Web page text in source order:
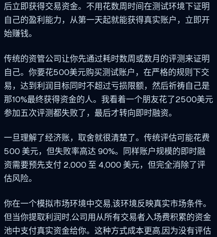
后立即获得交易资金。不用花数周时间在测试环境下证明
自己的盈利能力，从第一天起就能获得真实账户，立即开
始赚钱。
传统的资管公司让你先通过耗时数周或数月的评测来证明
自己。你要花500美元购买测试账户，在严格的规则下交
易，达到利润目标同时不超过亏损限额，然后祈祷自己是
那10%最终获得资金的人。我看着一个朋友花了2500美元
参加五次评测都失败了，最后才转向即时融资。
一旦理解了经济账，取舍就很清楚了。传统评估可能花费
500 美元，但失败率高达 90%。同样账户规模的即时融
资需要预先支付 2,000 至 4,000 美元，但完全消除了评
估风险。
你在一个模拟市场环境中交易,该环境反映真实市场条件。
但当你提取利润时,公司用从所有交易者入场费积累的资金
池中支付真实资金给你。这种方式成本更高,因为没有评估